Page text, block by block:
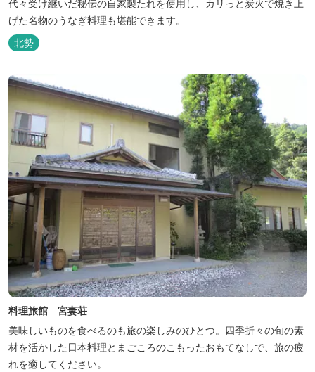
代々受け継いだ秘伝の自家製たれを使用し、カリっと炭火で焼き上
げた名物のうなぎ料理も堪能できます。
北勢
料理旅館 宮妻荘
美味しいものを食べるのも旅の楽しみのひとつ。四季折々の旬の素
材を活かした日本料理とまごころのこもったおもてなしで、旅の疲
れを癒してください。